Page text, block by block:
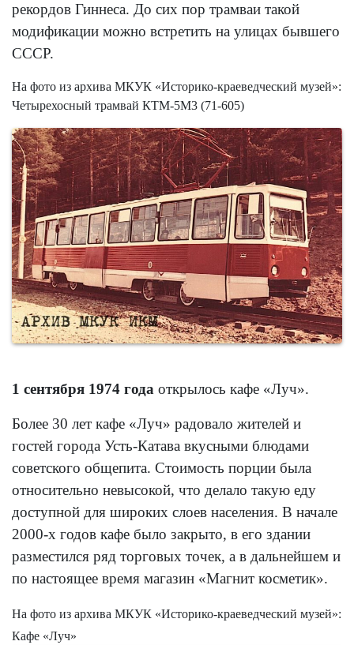
рекордов Гиннеса. До сих пор трамваи такой
модификации можно встретить на улицах бывшего
СССР.
На фото из архива МКУК «Историко-краеведческий музей»:
Четырехосный трамвай КТМ-5М3 (71-605)
1 сентября 1974 года открылось кафе «Луч».
Более 30 лет кафе «Луч» радовало жителей и
гостей города Усть-Катава вкусными блюдами
советского общепита. Стоимость порции была
относительно невысокой, что делало такую еду
доступной для широких слоев населения. В начале
2000-х годов кафе было закрыто, в его здании
разместился ряд торговых точек, а в дальнейшем и
по настоящее время магазин «Магнит косметик».
На фото из архива МКУК «Историко-краеведческий музей»:
Кафе «Луч»